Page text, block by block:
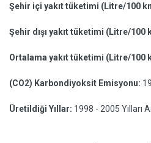
Şehir içi yakıt tüketimi (Litre/100
Şehir dışı yakıt tüketimi (Litre/100
Ortalama yakıt tüketimi (Litre/100
(CO2) Karbondiyoksit Emisyonu:
Üretildiği Yıllar: 1998 - 2005 Yılları